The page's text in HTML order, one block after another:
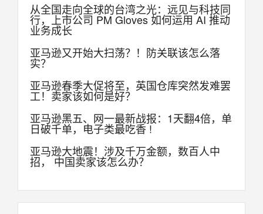
从全国走向全球的台湾之光：远见与科技同
行，上市公司 PM Gloves 如何运用 AI 推动
业务成长
亚马逊又开始大扫荡？！防关联该怎么落
实？
亚马逊春季大促将至，英国仓库突然发难罢
工！卖家该如何是好？
亚马逊黑五、网一最新战报：1天翻4倍，单
日破千单，电子类最吃香 !
亚马逊大地震！涉及千万金额，数百人中
招， 中国卖家该怎么办？